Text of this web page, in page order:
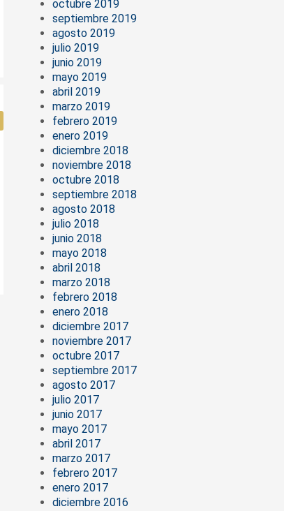
octubre 2019
septiembre 2019
agosto 2019
julio 2019
junio 2019
mayo 2019
abril 2019
marzo 2019
febrero 2019
enero 2019
diciembre 2018
noviembre 2018
octubre 2018
septiembre 2018
agosto 2018
julio 2018
junio 2018
mayo 2018
abril 2018
marzo 2018
febrero 2018
enero 2018
diciembre 2017
noviembre 2017
octubre 2017
septiembre 2017
agosto 2017
julio 2017
junio 2017
mayo 2017
abril 2017
marzo 2017
febrero 2017
enero 2017
diciembre 2016